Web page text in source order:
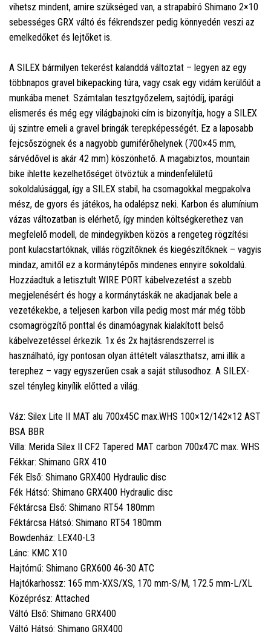
vihetsz mindent, amire szükséged van, a strapabíró Shimano 2×10
sebességes GRX váltó és fékrendszer pedig könnyedén veszi az
emelkedőket és lejtőket is.
A SILEX bármilyen tekerést kalanddá változtat – legyen az egy
többnapos gravel bikepacking túra, vagy csak egy vidám kerülőút a
munkába menet. Számtalan tesztgyőzelem, sajtódíj, iparági
elismerés és még egy világbajnoki cím is bizonyítja, hogy a SILEX
új szintre emeli a gravel bringák terepképességét. Ez a laposabb
fejcsőszögnek és a nagyobb gumiférőhelynek (700×45 mm,
sárvédővel is akár 42 mm) köszönhető. A magabiztos, mountain
bike ihlette kezelhetőséget ötvöztük a mindenfelületű
sokoldalúsággal, így a SILEX stabil, ha csomagokkal megpakolva
mész, de gyors és játékos, ha odalépsz neki. Karbon és alumínium
vázas változatban is elérhető, így minden költségkerethez van
megfelelő modell, de mindegyikben közös a rengeteg rögzítési
pont kulacstartóknak, villás rögzítőknek és kiegészítőknek – vagyis
mindaz, amitől ez a kormánytépős mindenes ennyire sokoldalú.
Hozzáadtuk a letisztult WIRE PORT kábelvezetést a szebb
megjelenésért és hogy a kormánytáskák ne akadjanak bele a
vezetékekbe, a teljesen karbon villa pedig most már még több
csomagrögzítő ponttal és dinamóagynak kialakított belső
kábelvezetéssel érkezik. 1x és 2x hajtásrendszerrel is
használható, így pontosan olyan áttételt választhatsz, ami illik a
terephez – vagy egyszerűen csak a saját stílusodhoz. A SILEX-
szel tényleg kinyílik előtted a világ.
Váz: Silex Lite II MAT alu 700x45C max.WHS 100×12/142×12 AST
BSA BBR
Villa: Merida Silex II CF2 Tapered MAT carbon 700x47C max. WHS
Fékkar: Shimano GRX 410
Fék Első: Shimano GRX400 Hydraulic disc
Fék Hátsó: Shimano GRX400 Hydraulic disc
Féktárcsa Első: Shimano RT54 180mm
Féktárcsa Hátsó: Shimano RT54 180mm
Bowdenház: LEX40-L3
Lánc: KMC X10
Hajtómű: Shimano GRX600 46-30 ATC
Hajtókarhossz: 165 mm-XXS/XS, 170 mm-S/M, 172.5 mm-L/XL
Középrész: Attached
Váltó Első: Shimano GRX400
Váltó Hátsó: Shimano GRX400